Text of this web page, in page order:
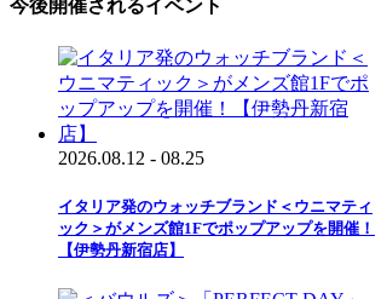
今後開催されるイベント
2026.08.12 - 08.25
イタリア発のウォッチブランド＜ウニマティ
ック＞がメンズ館1Fでポップアップを開催！
【伊勢丹新宿店】